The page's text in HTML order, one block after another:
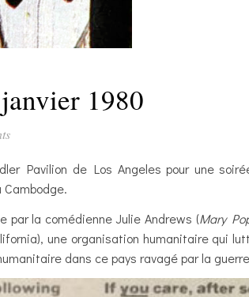
1980
Pavilion de Los Angeles pour une
par la comédienne Julie Andrews (Mary
une organisation humanitaire qui
dans ce pays ravagé par la